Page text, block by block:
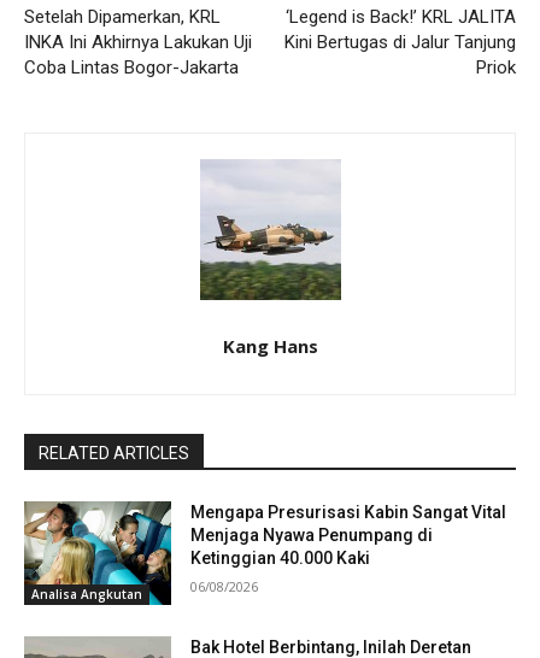
Setelah Dipamerkan, KRL
INKA Ini Akhirnya Lakukan Uji
Coba Lintas Bogor-Jakarta
‘Legend is Back!’ KRL JALITA
Kini Bertugas di Jalur Tanjung
Priok
Kang Hans
RELATED ARTICLES
Analisa Angkutan
Mengapa Presurisasi Kabin Sangat Vital
Menjaga Nyawa Penumpang di
Ketinggian 40.000 Kaki
06/08/2026
Bak Hotel Berbintang, Inilah Deretan